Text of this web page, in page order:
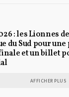
: les Lionnes
du Sud pour une
et un billet
AFFICHER PLUS